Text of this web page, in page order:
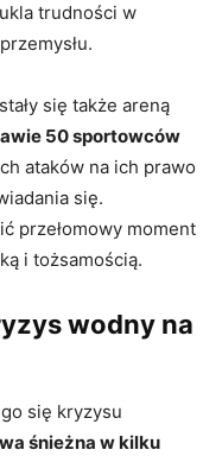
trudności w
się także areną
50 sportowców
ataków na ich prawo
się.
przełomowy moment
i tożsamością.
wodny na
się kryzysu
śnieżna w kilku